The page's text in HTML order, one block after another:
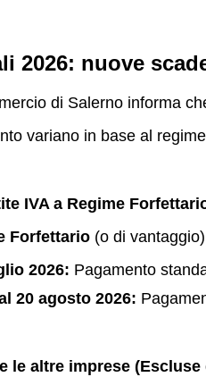
2026: nuove
di Salerno informa
variano in base al
IVA a Regime
Forfettario (o di
2026: Pagamento
20 agosto 2026:
le altre imprese